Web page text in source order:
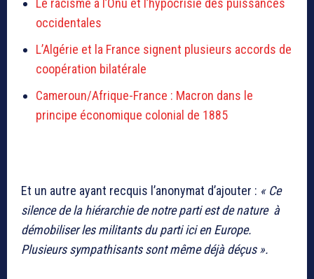
Le racisme à l’Onu et l’hypocrisie des puissances
occidentales
L’Algérie et la France signent plusieurs accords de
coopération bilatérale
Cameroun/Afrique-France : Macron dans le
principe économique colonial de 1885
Et un autre ayant recquis l’anonymat d’ajouter : « Ce
silence de la hiérarchie de notre parti est de nature à
démobiliser les militants du parti ici en Europe.
Plusieurs sympathisants sont même déjà déçus ».